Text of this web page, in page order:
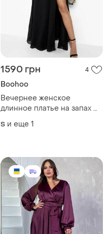
1590 грн 4
Boohoo
Вечернее женское
длинное платье на запах 👍
👍👍👍
S и еще 1